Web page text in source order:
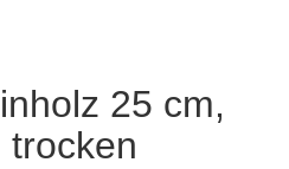
25 cm,
trocken